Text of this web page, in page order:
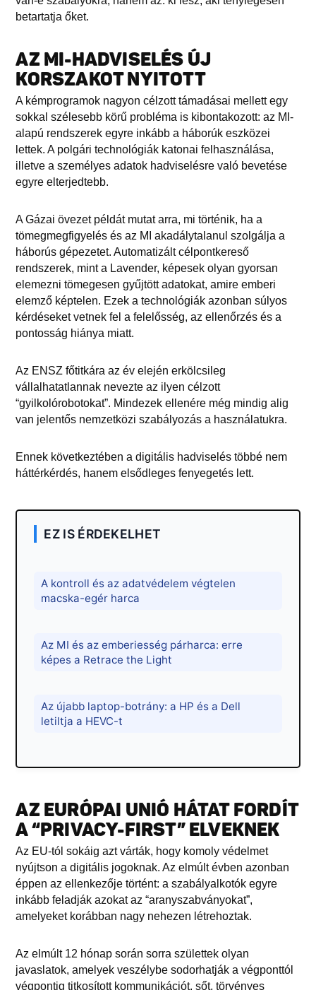
betartatja őket.
AZ MI-HADVISELÉS ÚJ
KORSZAKOT NYITOTT
A kémprogramok nagyon célzott támadásai mellett egy
sokkal szélesebb körű probléma is kibontakozott: az MI-
alapú rendszerek egyre inkább a háborúk eszközei
lettek. A polgári technológiák katonai felhasználása,
illetve a személyes adatok hadviselésre való bevetése
egyre elterjedtebb.
A Gázai övezet példát mutat arra, mi történik, ha a
tömegmegfigyelés és az MI akadálytalanul szolgálja a
háborús gépezetet. Automatizált célpontkereső
rendszerek, mint a Lavender, képesek olyan gyorsan
elemezni tömegesen gyűjtött adatokat, amire emberi
elemző képtelen. Ezek a technológiák azonban súlyos
kérdéseket vetnek fel a felelősség, az ellenőrzés és a
pontosság hiánya miatt.
Az ENSZ főtitkára az év elején erkölcsileg
vállalhatatlannak nevezte az ilyen célzott
“gyilkolórobotokat”. Mindezek ellenére még mindig alig
van jelentős nemzetközi szabályozás a használatukra.
Ennek következtében a digitális hadviselés többé nem
háttérkérdés, hanem elsődleges fenyegetés lett.
EZ IS ÉRDEKELHET
A kontroll és az adatvédelem végtelen
macska-egér harca
Az MI és az emberiesség párharca: erre
képes a Retrace the Light
Az újabb laptop-botrány: a HP és a Dell
letiltja a HEVC-t
AZ EURÓPAI UNIÓ HÁTAT FORDÍT
A “PRIVACY-FIRST” ELVEKNEK
Az EU-tól sokáig azt várták, hogy komoly védelmet
nyújtson a digitális jogoknak. Az elmúlt évben azonban
éppen az ellenkezője történt: a szabályalkotók egyre
inkább feladják azokat az “aranyszabványokat”,
amelyeket korábban nagy nehezen létrehoztak.
Az elmúlt 12 hónap során sorra születtek olyan
javaslatok, amelyek veszélybe sodorhatják a végponttól
végpontig titkosított kommunikációt, sőt, törvényes